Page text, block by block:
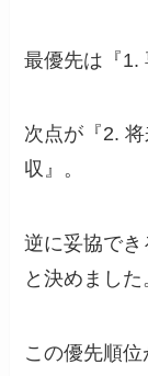
最優先は『1.
次点が『2.
収』。
逆に妥協で
と決めました
この優先順